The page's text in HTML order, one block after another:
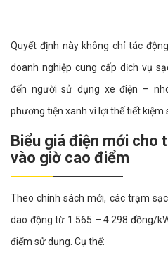
Quyết định này không chỉ tác
doanh nghiệp cung cấp dịch vụ
đến người sử dụng xe điện –
phương tiện xanh vì lợi thế tiết kiệm
Biểu giá điện mới cho
vào giờ cao điểm
Theo chính sách mới, các trạm
dao động từ 1.565 – 4.298 đồng/
điểm sử dụng. Cụ thể: